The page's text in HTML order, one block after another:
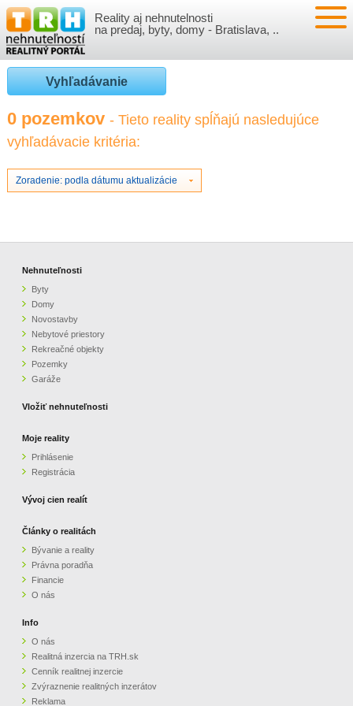
Reality aj nehnutelnosti
na predaj, byty, domy - Bratislava, ..
NEHNUTEĽNOSTI
BYTY
NOVOSTAVBY
NEBYTOVÉ PRIESTORY
GARÁŽE
VLOŽIŤ NEHNUTEĽNOSTI
PRIHLÁSENIE
REGISTRÁCIA
VÝVOJ CIEN REALÍT
ČLÁNKY O REALITÁCH
O NÁS
CENNÍK REALITNEJ INZERCIE
ZVÝRAZNENIE REALITNÝCH INZERÁTOV
PARTNERI
OBCHODNÉ PODMIENKY
KONTAKT
Vyhľadávanie
0 pozemkov - Tieto reality spĺňajú nasledujúce
vyhľadávacie kritéria:
Zoradenie: podla dátumu aktualizácie
Nehnuteľnosti
Byty
Domy
Novostavby
Nebytové priestory
Rekreačné objekty
Pozemky
Garáže
Vložiť nehnuteľnosti
Moje reality
Prihlásenie
Registrácia
Vývoj cien realít
Články o realitách
Bývanie a reality
Právna poradňa
Financie
O nás
Info
O nás
Realitná inzercia na TRH.sk
Cenník realitnej inzercie
Zvýraznenie realitných inzerátov
Reklama